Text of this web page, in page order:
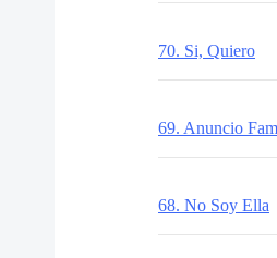
70. Si, Quiero
69. Anuncio
68. No Soy Ella